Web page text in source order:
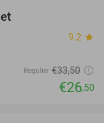
9.2 star
Regulier €33,50
€26,50